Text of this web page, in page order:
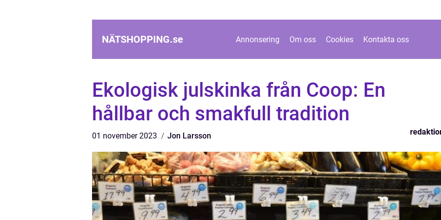
NÄTSHOPPING.se Annonsering Om oss Cookies Kontakta oss
Ekologisk julskinka från Coop: En
hållbar och smakfull tradition
01 november 2023 Jon Larsson